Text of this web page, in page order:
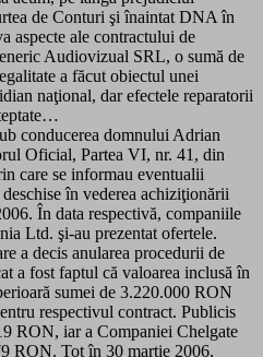
de Conturi şi înaintat DNA în
aspecte ale contractului de
Audiovizual SRL, o sumă de
a făcut obiectul unei
naţional, dar efectele reparatorii
conducerea domnului Adrian
Oficial, Partea VI, nr. 41, din
care se informau eventualii
în vederea achiziţionării
În data respectivă, companiile
Ltd. şi-au prezentat ofertele.
a decis anularea procedurii de
a fost faptul că valoarea inclusă în
sumei de 3.220.000 RON
respectivul contract. Publicis
RON, iar a Companiei Chelgate
RON. Tot în 30 martie 2006,